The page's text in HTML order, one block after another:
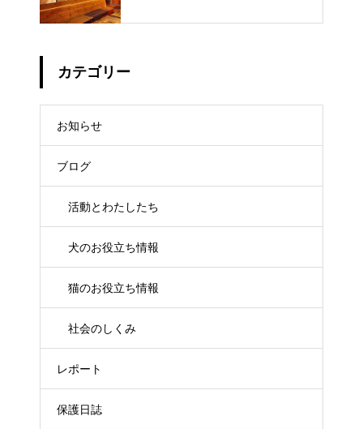
カテゴリー
お知らせ
ブログ
活動とわたしたち
犬のお役立ち情報
猫のお役立ち情報
社会のしくみ
レポート
保護日誌